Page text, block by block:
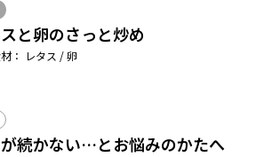
と卵のさっと炒め
： レタス / 卵
続かない…とお悩みのかたへ